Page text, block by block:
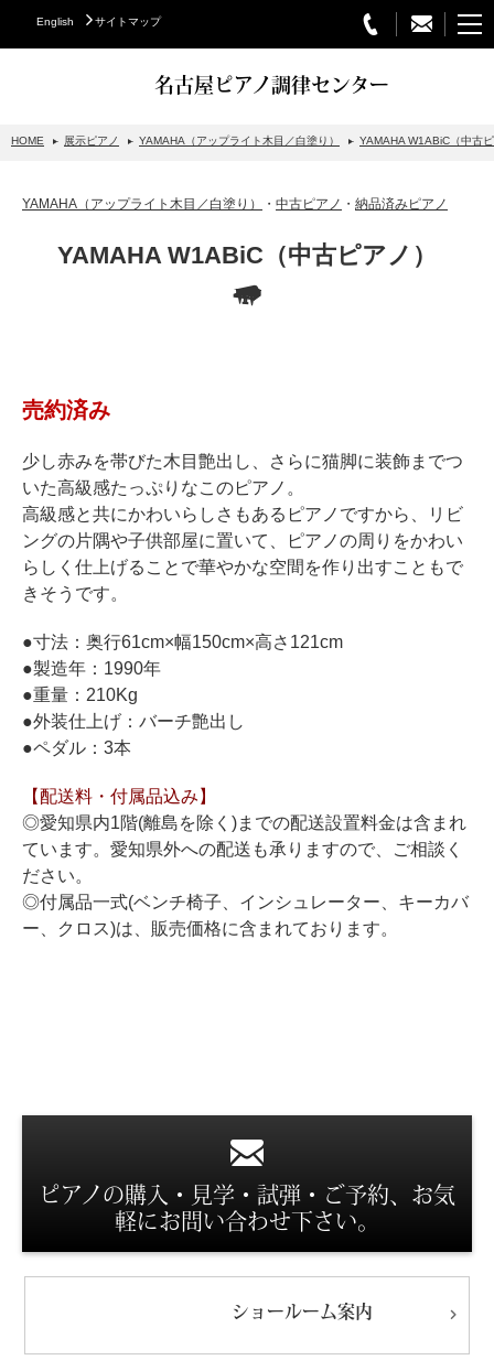
English サイトマップ
名古屋ピアノ調律センター
グランドピアノ
ベヒシュタイングランドピアノ
ベヒシュタインアップライトピアノ
ホフマングランドピアノ
ホフマンアップライトピアノ
中古ピアノ
調律
修理
タッチ・音色の調整
ピアノクリーニングと引越し
ピアノレンタル
HOME 展示ピアノ YAMAHA（アップライト木目／白塗り） YAMAHA W1ABiC（中古
YAMAHA（アップライト木目／白塗り） ・ 中古ピアノ ・ 納品済みピアノ
YAMAHA W1ABiC（中古ピアノ）
売約済み
少し赤みを帯びた木目艶出し、さらに猫脚に装飾までつ
いた高級感たっぷりなこのピアノ。
高級感と共にかわいらしさもあるピアノですから、リビ
ングの片隅や子供部屋に置いて、ピアノの周りをかわい
らしく仕上げることで華やかな空間を作り出すこともで
きそうです。
●寸法：奥行61cm×幅150cm×高さ121cm
●製造年：1990年
●重量：210Kg
●外装仕上げ：バーチ艶出し
●ペダル：3本
【配送料・付属品込み】
◎愛知県内1階(離島を除く)までの配送設置料金は含まれ
ています。愛知県外への配送も承りますので、ご相談く
ださい。
◎付属品一式(ベンチ椅子、インシュレーター、キーカバ
ー、クロス)は、販売価格に含まれております。
ピアノの購入・見学・試弾・ご予約、お気
軽にお問い合わせ下さい。
ショールーム案内